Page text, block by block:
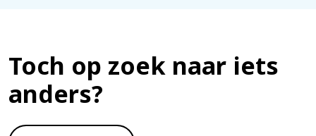
Toch op zoek naar iets
anders?